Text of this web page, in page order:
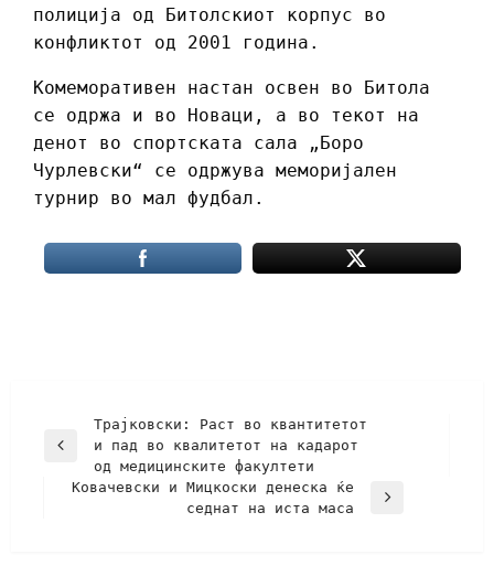
полиција од Битолскиот корпус во
конфликтот од 2001 година.
Комеморативен настан освен во Битола
се одржа и во Новаци, а во текот на
денот во спортската сала „Боро
Чурлевски“ се одржува меморијален
турнир во мал фудбал.
Трајковски: Раст во квантитетот
и пад во квалитетот на кадарот
од медицинските факултети
Ковачевски и Мицкоски денеска ќе
седнат на иста маса